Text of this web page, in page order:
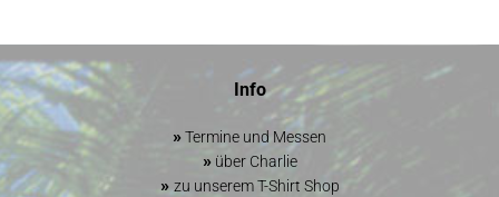
Info
»Termine und Messen
» über Charlie
» zu unserem T-Shirt Shop